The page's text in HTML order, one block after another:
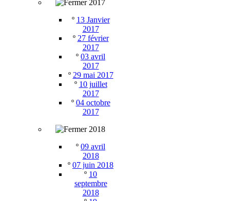
2017
º 13 Janvier
2017
º 27 février
2017
º 03 avril
2017
º 29 mai 2017
º 10 juillet
2017
º 04 octobre
2017
2018
º 09 avril
2018
º 07 juin 2018
º 10
septembre
2018